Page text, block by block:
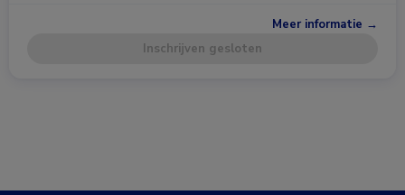
Meer informatie →
Inschrijven gesloten